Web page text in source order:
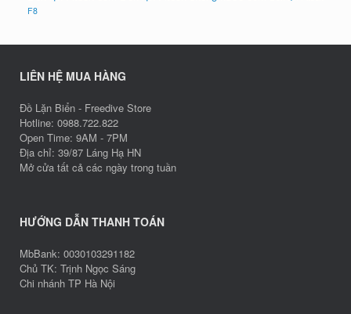
F8
LIÊN HỆ MUA HÀNG
Đồ Lặn Biển - Freedive Store
Hotline: 0988.722.822
Open Time: 9AM - 7PM
Địa chỉ: 39/87 Láng Hạ HN
Mở cửa tất cả các ngày trong tuần
HƯỚNG DẪN THANH TOÁN
MbBank: 0030103291182
Chủ TK: Trịnh Ngọc Sáng
Chi nhánh TP Hà Nội